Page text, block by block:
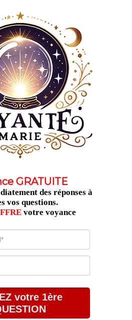
GRATUITE
des réponses à
vos questions.
votre voyance
votre 1ère